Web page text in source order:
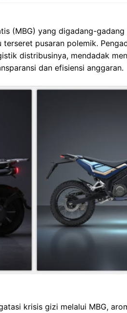
(MBG) yang digadang-gadang
pusaran polemik.
distribusinya, mendadak
dan efisiensi anggaran.
krisis gizi melalui MBG,